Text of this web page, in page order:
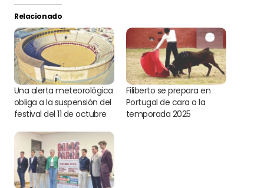
Relacionado
Una alerta meteorológica
obliga a la suspensión del
festival del 11 de octubre
Filiberto se prepara en
Portugal de cara a la
temporada 2025